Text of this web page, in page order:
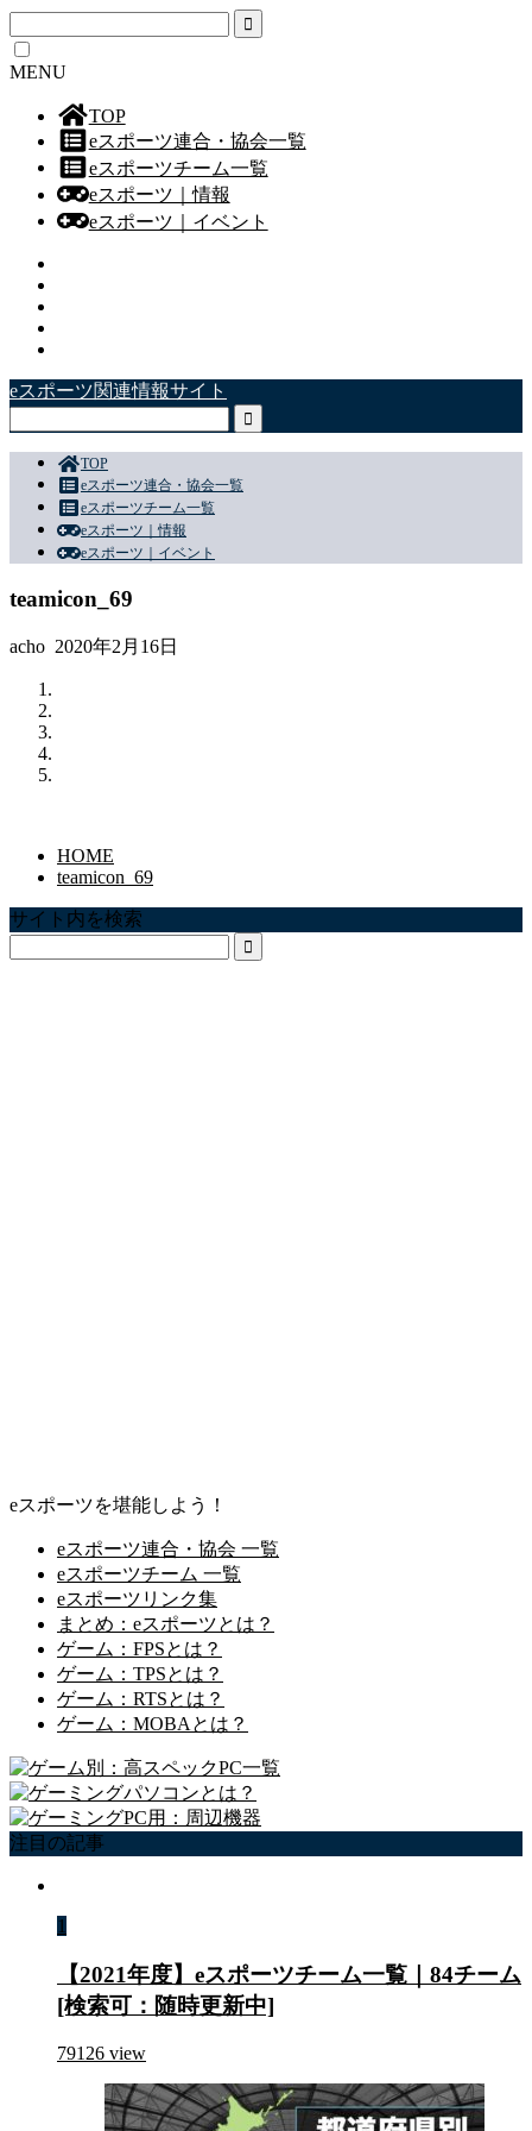
MENU
TOP
eスポーツ連合・協会一覧
eスポーツチーム一覧
eスポーツ｜情報
eスポーツ｜イベント
eスポーツ関連情報サイト
TOP
eスポーツ連合・協会一覧
eスポーツチーム一覧
eスポーツ｜情報
eスポーツ｜イベント
teamicon_69
acho 2020年2月16日
HOME
teamicon_69
サイト内を検索
eスポーツを堪能しよう！
eスポーツ連合・協会 一覧
eスポーツチーム 一覧
eスポーツリンク集
まとめ：eスポーツとは？
ゲーム：FPSとは？
ゲーム：TPSとは？
ゲーム：RTSとは？
ゲーム：MOBAとは？
注目の記事
1
【2021年度】eスポーツチーム一覧｜84チーム
[検索可：随時更新中]
79126 view